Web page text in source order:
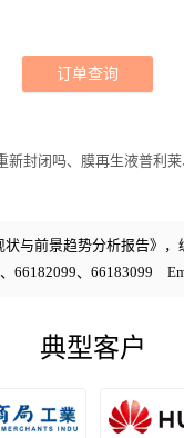
订单查询
新封闭吗、膜再生液普利
与前景趋势分析报告》，
66182099、66183099
典型客户